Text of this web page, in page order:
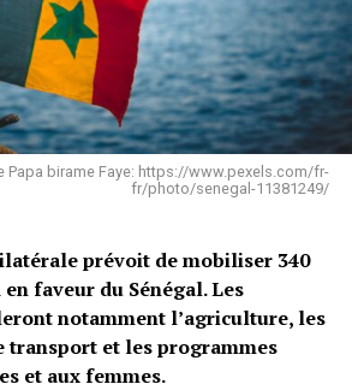
Papa birame Faye: https://www.pexels.com/fr-
fr/photo/senegal-11381249/
prévoit de mobiliser 340
faveur du Sénégal. Les
notamment l’agriculture, les
transport et les programmes
et aux femmes.